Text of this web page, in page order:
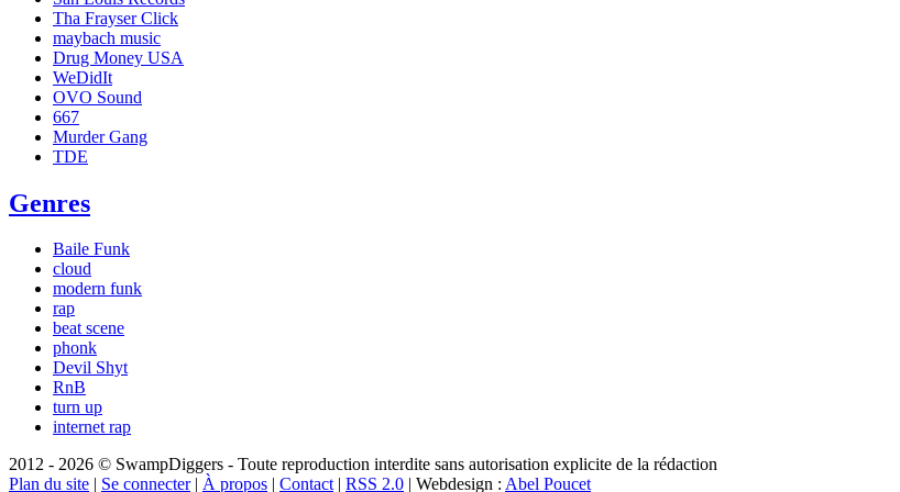
Tha Frayser Click
maybach music
Drug Money USA
WeDidIt
OVO Sound
667
Murder Gang
TDE
Genres
Baile Funk
cloud
modern funk
rap
beat scene
phonk
Devil Shyt
RnB
turn up
internet rap
2012 - 2026 © SwampDiggers - Toute reproduction interdite sans autorisation explicite de la rédaction
Plan du site
Se connecter| À propos Contact| RSS 2.0 | Webdesign : Abel Poucet